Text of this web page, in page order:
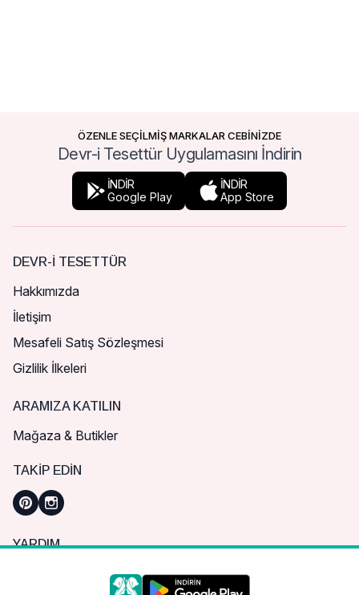
ÖZENLE SEÇİLMİŞ MARKALAR CEBİNİZDE
Devr-i Tesettür Uygulamasını İndirin
İNDİR
Google Play
İNDİR
App Store
DEVR-I TESETTÜR
Hakkımızda
İletişim
Mesafeli Satış Sözleşmesi
Gizlilik İlkeleri
ARAMIZA KATILIN
Mağaza & Butikler
TAKIP EDIN
YARDIM
Sık Sorulan Sorular